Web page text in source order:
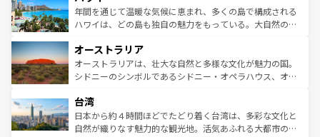
着のスイス情報はコンテンツ一覧 を参照してほしい。
ンメントが詰まった刺激的なスポットだ。一方、アメリカ
西部には大自然が広がり、グランドキャニオンやイエロー
部のニューオーリンズでは、音楽と美食が融合した独特の
文化が魅力。旅行者はアメリカの各地域で異なる魅力を楽
しみながら、その多様性と豊かな歴史を感じることができ
ならではの贅沢な旅のスタイルだ。 なお、新着のアメリカ
情報はコンテンツ一覧を参照してほしい。
年間を通じて温暖な気候に恵まれ、多くの島で構成される
ハワイは、どの島も独自の魅力をもっている。大自然の神
ワイ島は見逃せない。また、定番の観光地といえばオアフ
島だが、静かな自然を求めるならマウイ島やカウアイ島が
おすすめ。エメラルドグリーンに輝く海をはじめ、豊かな
れるおもてなしの心で訪れる人々を迎えてくれるハワイの
人々、おいしいローカルフードやハワイアンミュージッ
ク、伝統的なフラダンスなど、すべてがハワイの魅力を彩
オーストラリア
オーストラリアは、壮大な自然と多様な文化が魅力の国。
シドニーのシンボルであるシドニー・オペラハウス、オー
リアリーフや大陸中央部にそびえるウルル（エアーズロッ
ク）、タスマニアの美しい原生林やケアンズの熱帯雨林な
ど、見どころがたくさん。また、カフェやワイン、オージ
台湾
日本から約４時間ほどでたどり着く台湾は、多彩な文化と
自然が織りなす魅力的な観光地。活気あふれる大都市の台